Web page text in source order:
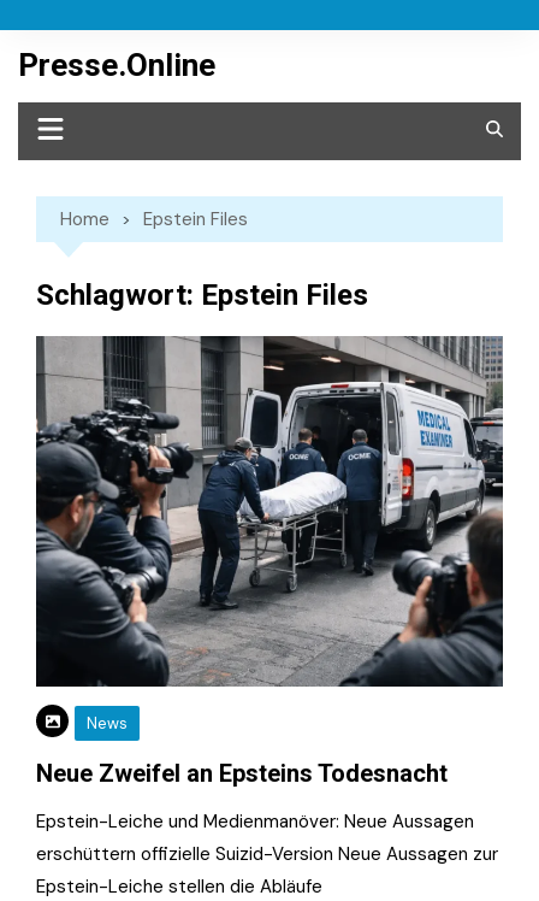
content
Presse.Online
Home Epstein Files
Schlagwort: Epstein Files
News
Neue Zweifel an Epsteins Todesnacht
Epstein-Leiche und Medienmanöver: Neue Aussagen
erschüttern offizielle Suizid-Version Neue Aussagen zur
Epstein-Leiche stellen die Abläufe